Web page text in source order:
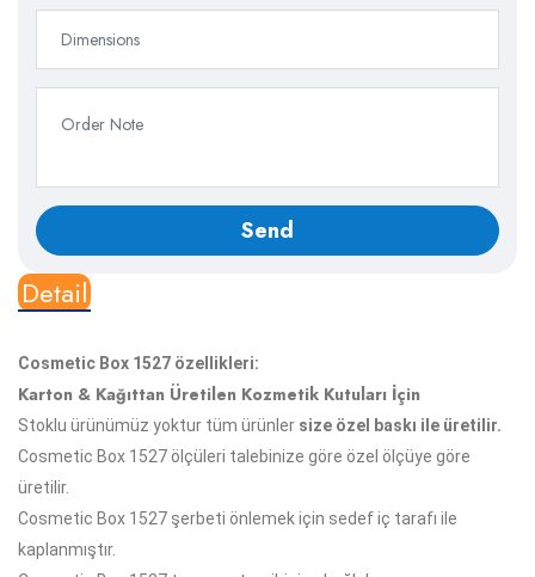
Detail
Cosmetic Box 1527 özellikleri:
Karton & Kağıttan Üretilen Kozmetik Kutuları İçin
Stoklu ürünümüz yoktur tüm ürünler size özel baskı ile üretilir.
Cosmetic Box 1527 ölçüleri talebinize göre özel ölçüye göre
üretilir.
Cosmetic Box 1527 şerbeti önlemek için sedef iç tarafı ile
kaplanmıştır.